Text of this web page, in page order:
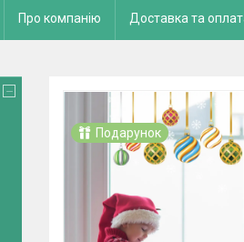
Про компанію Доставка та
Подарунок